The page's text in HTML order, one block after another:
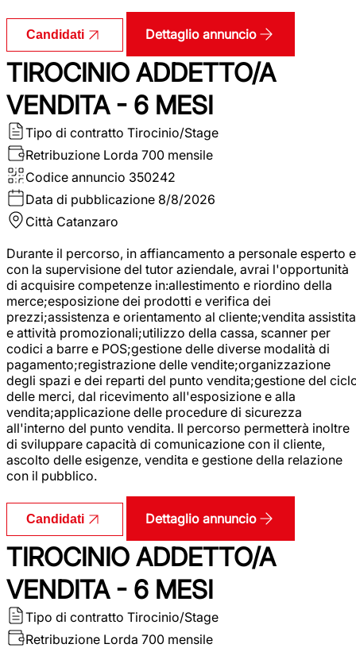
Candidati Dettaglio annuncio
TIROCINIO ADDETTO/A
VENDITA - 6 MESI
Tipo di contratto Tirocinio/Stage
Retribuzione Lorda 700 mensile
Codice annuncio 350242
Data di pubblicazione 8/8/2026
Città Catanzaro
Durante il percorso, in affiancamento a personale esperto e
con la supervisione del tutor aziendale, avrai l'opportunità
di acquisire competenze in:allestimento e riordino della
merce;esposizione dei prodotti e verifica dei
prezzi;assistenza e orientamento al cliente;vendita assistita
e attività promozionali;utilizzo della cassa, scanner per
codici a barre e POS;gestione delle diverse modalità di
pagamento;registrazione delle vendite;organizzazione
degli spazi e dei reparti del punto vendita;gestione del
delle merci, dal ricevimento all'esposizione e alla
vendita;applicazione delle procedure di sicurezza
all'interno del punto vendita. Il percorso permetterà inoltre
di sviluppare capacità di comunicazione con il cliente,
ascolto delle esigenze, vendita e gestione della relazione
con il pubblico.
Candidati Dettaglio annuncio
TIROCINIO ADDETTO/A
VENDITA - 6 MESI
Tipo di contratto Tirocinio/Stage
Retribuzione Lorda 700 mensile